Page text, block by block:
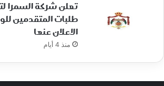
تعلن شركة السمرا
طلبات المتقدمين
الاعلان عنها
منذ 4 أيام